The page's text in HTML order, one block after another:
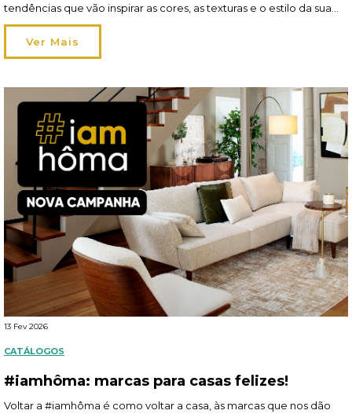
tendências que vão inspirar as cores, as texturas e o estilo da sua
hôma sweet hôma! A estação pede leveza — no tom e na
atmosfera — e a perfeição dá […]
Ver Mais
13 Fev 2026
CATÁLOGOS
#iamhôma: marcas para casas felizes!
Voltar a #iamhôma é como voltar a casa, às marcas que nos dão